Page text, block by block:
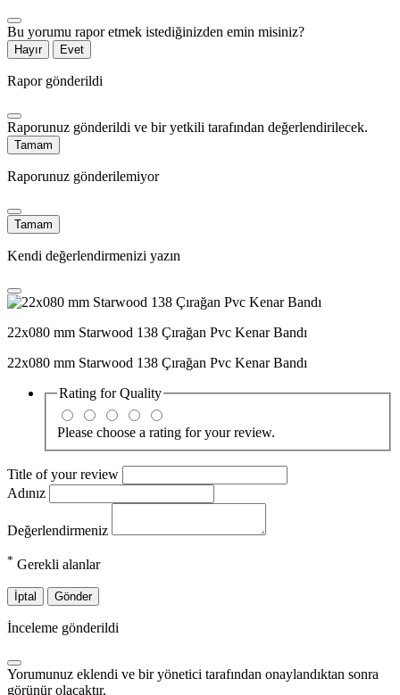
Bu yorumu rapor etmek istediğinizden emin misiniz?
Hayır Evet
Rapor gönderildi
Raporunuz gönderildi ve bir yetkili tarafından değerlendirilecek.
Tamam
Raporunuz gönderilemiyor
Tamam
Kendi değerlendirmenizi yazın
22x080 mm Starwood 138 Çırağan Pvc Kenar Bandı
22x080 mm Starwood 138 Çırağan Pvc Kenar Bandı
Rating forQuality
Please choose a rating for your review.
Title of your review
Adınız
Değerlendirmeniz
* Gerekli alanlar
İptal Gönder
İnceleme gönderildi
Yorumunuz eklendi ve bir yönetici tarafından onaylandıktan sonra
görünür olacaktır.